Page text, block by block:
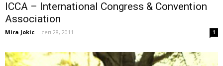
ICCA – International Congress & Convention
Association
Mira Jokic - сеп 28, 2011 1